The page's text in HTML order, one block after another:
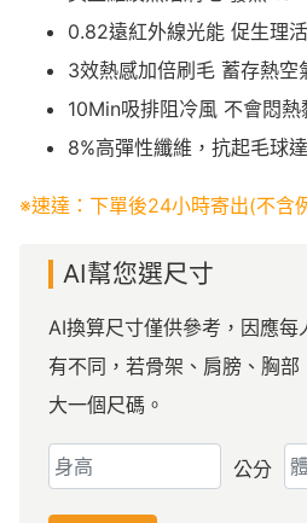
0.82遠紅外線光能 促生理
3效熱感加倍刷毛 蓄存熱空
10Min吸排阻冷風 不會悶熱
8%高彈性纖維，抗起毛球
※速達：下單後24小時寄出(不含
AI幫您選尺寸
AI換算尺寸僅供參考，因應
有不同，若骨架、肩膀、胸
大一個尺碼。
公分